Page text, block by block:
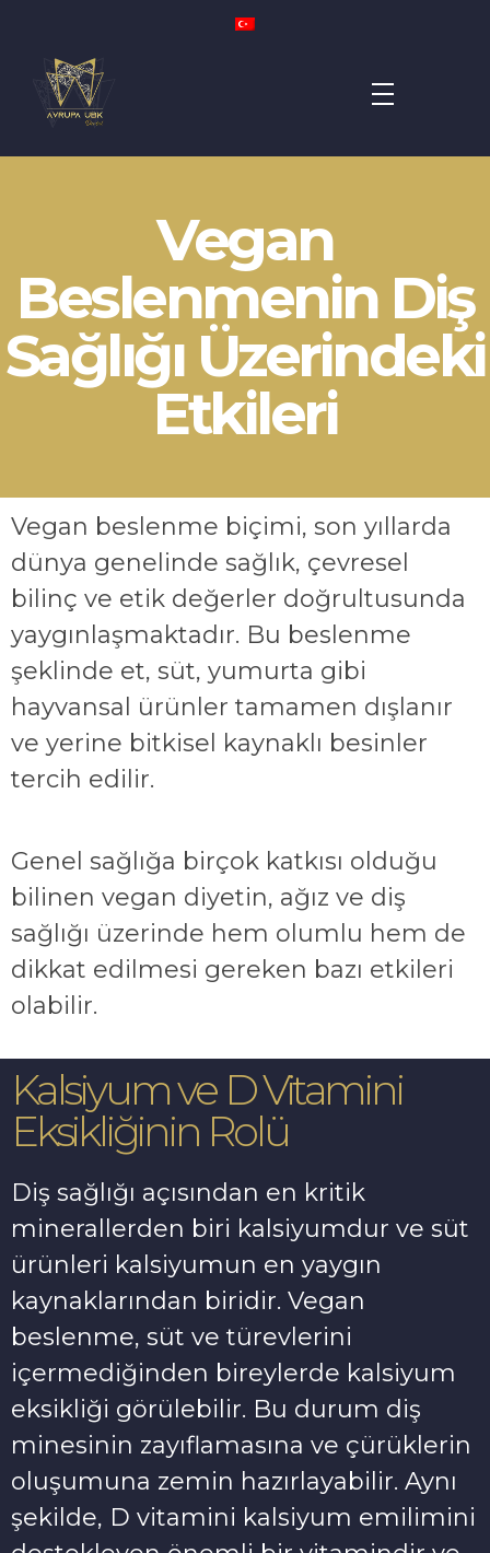
Vegan
Beslenmenin Diş
Sağlığı Üzerindeki
Etkileri
Vegan beslenme biçimi, son yıllarda
dünya genelinde sağlık, çevresel
bilinç ve etik değerler doğrultusunda
yaygınlaşmaktadır. Bu beslenme
şeklinde et, süt, yumurta gibi
hayvansal ürünler tamamen dışlanır
ve yerine bitkisel kaynaklı besinler
tercih edilir.
Genel sağlığa birçok katkısı olduğu
bilinen vegan diyetin, ağız ve diş
sağlığı üzerinde hem olumlu hem de
dikkat edilmesi gereken bazı etkileri
olabilir.
Kalsiyum ve D Vitamini
Eksikliğinin Rolü
Diş sağlığı açısından en kritik
minerallerden biri kalsiyumdur ve süt
ürünleri kalsiyumun en yaygın
kaynaklarından biridir. Vegan
beslenme, süt ve türevlerini
içermediğinden bireylerde kalsiyum
eksikliği görülebilir. Bu durum diş
minesinin zayıflamasına ve çürüklerin
oluşumuna zemin hazırlayabilir. Aynı
şekilde, D vitamini kalsiyum emilimini